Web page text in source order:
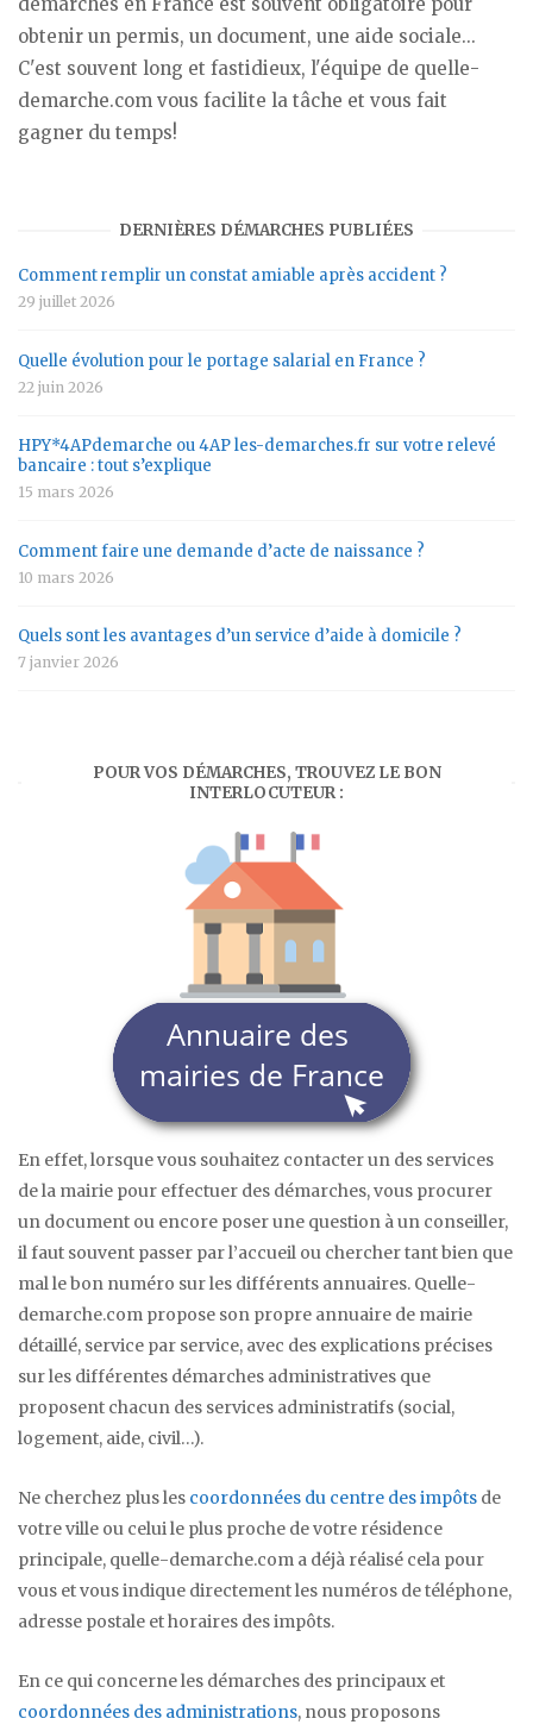
obtenir un permis, un document, une aide sociale...
C'est souvent long et fastidieux, l'équipe de quelle-
demarche.com vous facilite la tâche et vous fait
gagner du temps!
DERNIÈRES DÉMARCHES PUBLIÉES
Comment remplir un constat amiable après accident ?
29 juillet 2026
Quelle évolution pour le portage salarial en France ?
22 juin 2026
HPY*4APdemarche ou 4AP les-demarches.fr sur votre relevé
bancaire : tout s’explique
15 mars 2026
Comment faire une demande d’acte de naissance ?
10 mars 2026
Quels sont les avantages d’un service d’aide à domicile ?
7 janvier 2026
POUR VOS DÉMARCHES, TROUVEZ LE BON
INTERLOCUTEUR :
En effet, lorsque vous souhaitez contacter un des services
de la mairie pour effectuer des démarches, vous procurer
un document ou encore poser une question à un conseiller,
il faut souvent passer par l’accueil ou chercher tant bien que
mal le bon numéro sur les différents annuaires. Quelle-
demarche.com propose son propre annuaire de mairie
détaillé, service par service, avec des explications précises
sur les différentes démarches administratives que
proposent chacun des services administratifs (social,
logement, aide, civil…).
Ne cherchez plus les coordonnées du centre des impôts de
votre ville ou celui le plus proche de votre résidence
principale, quelle-demarche.com a déjà réalisé cela pour
vous et vous indique directement les numéros de téléphone,
adresse postale et horaires des impôts.
En ce qui concerne les démarches des principaux et
coordonnées des administrations, nous proposons